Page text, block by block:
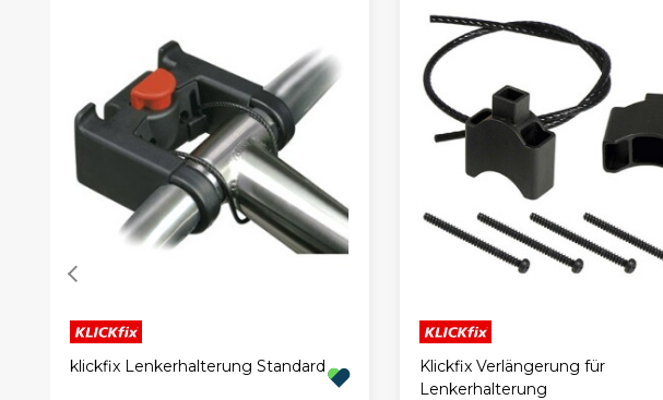
klickfix Lenkerhalterung Standard
Klickfix Verlängerung für
Lenkerhalterung